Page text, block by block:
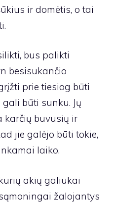
ir domėtis, o tai
bus palikti
besisukančio
prie tiesiog būti
būti sunku. Jų
karčių buvusių ir
jie galėjo būti tokie,
laiko.
akių galiukai
žalojantys